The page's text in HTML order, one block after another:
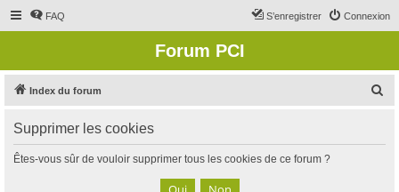
FAQ Connexion
S’enregistrer
Forum PCI
Index du forum
Supprimer les cookies
Êtes-vous sûr de vouloir supprimer tous les cookies de ce forum ?